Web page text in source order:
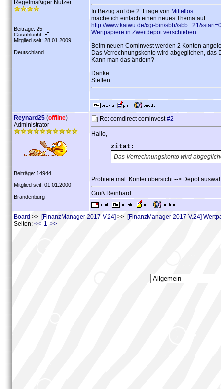
Regelmäßiger Nutzer
Beiträge: 25
Geschlecht:
Mitglied seit: 28.01.2009
Deutschland
In Bezug auf die 2. Frage von Mittellos
mache ich einfach einen neues Thema auf.
http://www.kaiwu.de/cgi-bin/sbb//
Wertpapiere in Zweitdepot verschieben
Beim neuen Cominvest werden 2 Konten
Das Verrechnungskonto wird abgeglichen, das
Kann man das ändern?
Danke
Steffen
Reynard25 (offline)
Administrator
Beiträge: 14944
Mitglied seit: 01.01.2000
Brandenburg
Re: comdirect cominvest#2
Hallo,
zitat:
Das Verrechnungskonto wird
Probiere mal: Kontenübersicht --> Depot
Gruß Reinhard
Board >> [FinanzManager 2017-V.24] >> [FinanzManager 2017-V.24]
Seiten: << 1 >>